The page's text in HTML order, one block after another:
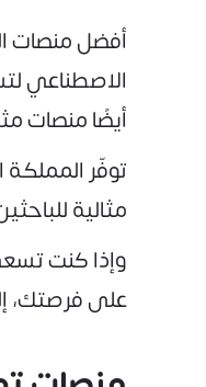
أفضل منصات
الاصطناعي
أيضًا منصات
توفّر
مثالية
وإذا كنت
على فرصتك، إليك أبرز 15 منصة